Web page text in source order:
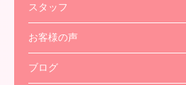
スタッフ
お客様の声
ブログ